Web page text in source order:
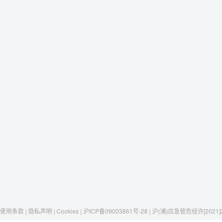
使用条款 | 隐私声明 | Cookies | 沪ICP备09003861号-28 | 沪(浦)应急管危经许